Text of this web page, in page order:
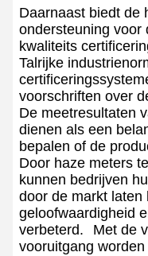
Daarnaast biedt de
ondersteuning voor
kwaliteits
Talrijke
voorschriften over
De meetresultaten
dienen als een
bepalen of de
Door haze meters
kunnen bedrijven
door de markt laten
geloofwaardigheid
verbeterd.
Met de
vooruitgang